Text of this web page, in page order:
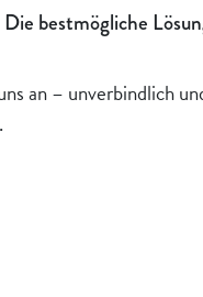
bestmögliche
an – unverbindlich